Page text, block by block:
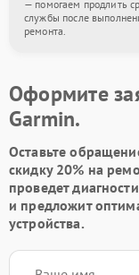
— помогаем продлить
службы после
ремонта.
Оформите
Garmin.
Оставьте
скидку 20% на
проведет
и предложит
устройства.